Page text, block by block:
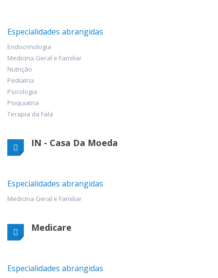
Especialidades abrangidas
Endocrinologia
Medicina Geral e Familiar
Nutrição
Pediatria
Psicologia
Psiquiatria
Terapia da Fala
IN - Casa Da Moeda
Especialidades abrangidas
Medicina Geral e Familiar
Medicare
Especialidades abrangidas